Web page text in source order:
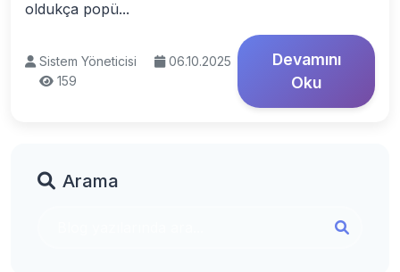
oldukça popü...
Sistem Yöneticisi
06.10.2025
159
Devamını
Oku
Arama